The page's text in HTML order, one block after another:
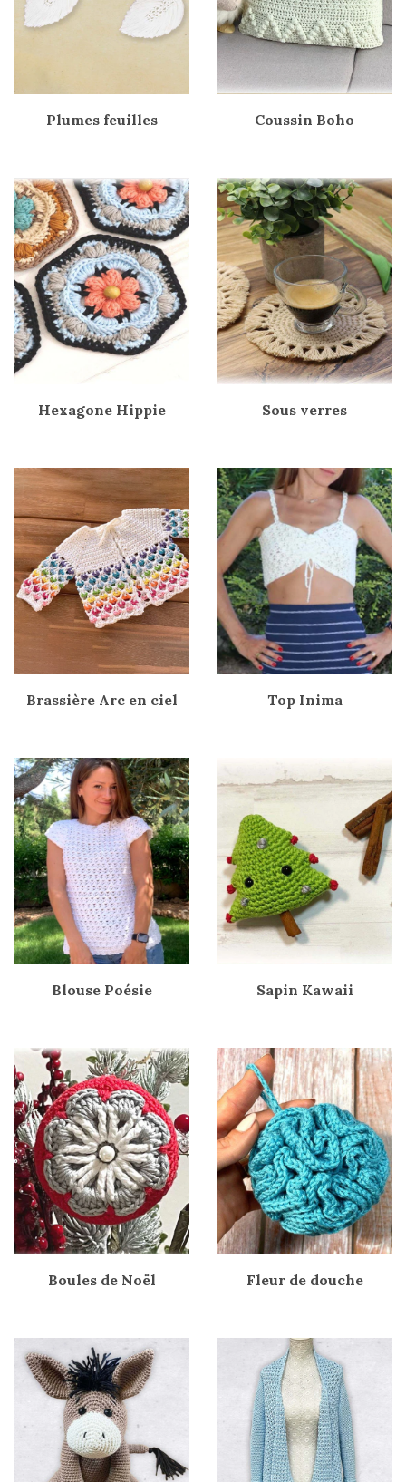
Plumes feuilles Coussin Boho
Hexagone Hippie Sous verres
Brassière Arc en ciel Top Inima
Blouse Poésie Sapin Kawaii
Boules de Noël Fleur de douche